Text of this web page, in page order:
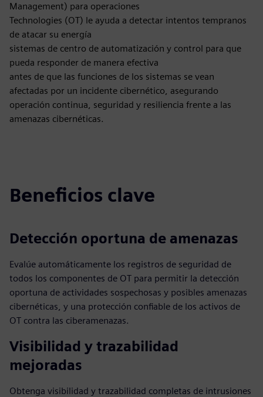
Management) para operaciones
Technologies (OT) le ayuda a detectar intentos tempranos
de atacar su energía
sistemas de centro de automatización y control para que
pueda responder de manera efectiva
antes de que las funciones de los sistemas se vean
afectadas por un incidente cibernético, asegurando
operación continua, seguridad y resiliencia frente a las
amenazas cibernéticas.
Beneficios clave
Detección oportuna de amenazas
Evalúe automáticamente los registros de seguridad de
todos los componentes de OT para permitir la detección
oportuna de actividades sospechosas y posibles amenazas
cibernéticas, y una protección confiable de los activos de
OT contra las ciberamenazas.
Visibilidad y trazabilidad
mejoradas
Obtenga visibilidad y trazabilidad completas de intrusiones